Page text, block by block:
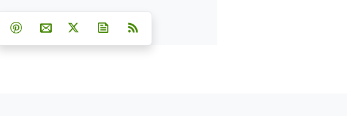
hinzufügen
Teilen auf Facebook
Teilen auf Whatsapp
Teilen auf Telegram
Teilen auf Pinterest
Per E-Mail teilen
Post auf XNewsletter abonnieren